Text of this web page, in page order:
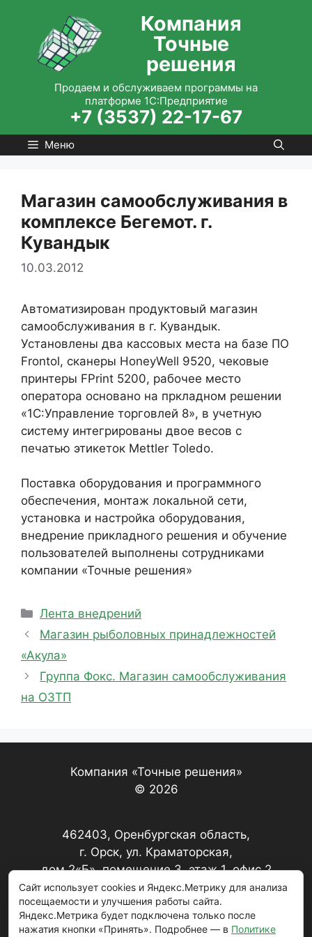
содержимому
Компания
Точные
решения
Продаем и обслуживаем программы на
платформе 1С:Предприятие
+7 (3537) 22-17-67
Меню
Магазин самообслуживания в
комплексе Бегемот. г.
Кувандык
10.03.2012
Автоматизирован продуктовый магазин
самообслуживания в г. Кувандык.
Установлены два кассовых места на базе ПО
Frontol, сканеры HoneyWell 9520, чековые
принтеры FPrint 5200, рабочее место
оператора основано на пркладном решении
«1С:Управление торговлей 8», в учетную
систему интегрированы двое весов с
печатью этикеток Mettler Toledo.
Поставка оборудования и программного
обеспечения, монтаж локальной сети,
установка и настройка оборудования,
внедрение прикладного решения и обучение
пользователей выполнены сотрудниками
компании «Точные решения»
Рубрики
Лента внедрений
Магазин рыболовных принадлежностей
«Акула»
Группа Фокс. Магазин самообслуживания
на ОЗТП
Компания «Точные решения»
© 2026
462403, Оренбургская область,
г. Орск, ул. Краматорская,
дом 2«Б», помещение 3, этаж 1, офис 2
+7 (3537) 22-17-67, 22-20-79
zakaz@221767.ru
Сайт использует cookies и Яндекс.Метрику для анализа
посещаемости и улучшения работы сайта.
Яндекс.Метрика будет подключена только после
нажатия кнопки «Принять». Подробнее — в Политике